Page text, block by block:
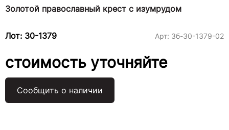
Золотой православный крест с изумрудом
Лот: 30-1379 Арт: 3б-30-1379-02
стоимость уточняйте
Сообщить о наличии